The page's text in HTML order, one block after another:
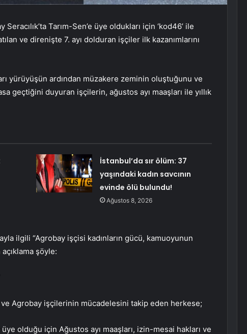
Tarım-Sen’e üye oldukları için ‘kod46’ ile
ve direnişte 7. ayı dolduran işçiler ilk kazanımlarını
yürüyüşün ardından müzakere zeminin oluştuğunu ve
geçtiğini duyuran işçilerin, ağustos ayı maaşları ile yıllık
İstanbul’da sır ölüm: 37
yaşındaki kadın savcının
evinde ölü bulundu!
Ağustos 8, 2026
ilgili “Agrobay işçisi kadınların gücü, kamuoyunun
şöyle:
ve Agrobay işçilerinin mücadelesini takip eden herkese;
üye olduğu için Ağustos ayı maaşları, izin-mesai hakları ve